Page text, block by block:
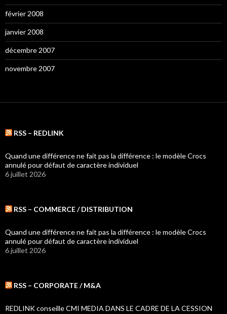
février 2008
janvier 2008
décembre 2007
novembre 2007
RSS – REDLINK
Quand une différence ne fait pas la différence : le modèle Crocs
annulé pour défaut de caractère individuel
6 juillet 2026
RSS – COMMERCE / DISTRIBUTION
Quand une différence ne fait pas la différence : le modèle Crocs
annulé pour défaut de caractère individuel
6 juillet 2026
RSS – CORPORATE / M&A
REDLINK conseille CMI MEDIA DANS LE CADRE DE LA CESSION